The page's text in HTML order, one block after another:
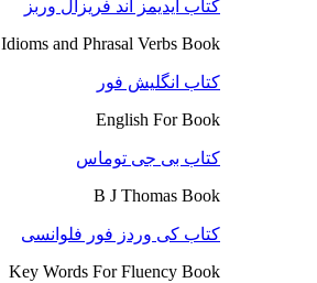
کتاب ایدیمز اند فریزال وربز
Idioms and Phrasal Verbs Book
کتاب انگلیش فور
English For Book
کتاب بی جی توماس
B J Thomas Book
کتاب کی وردز فور فلوانسی
Key Words For Fluency Book